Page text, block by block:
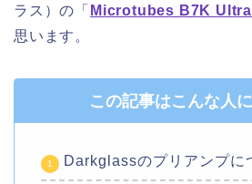
ラス）の「 Microtubes B7K Ultra
思います。
この記事はこんな人
Darkglassのプリアンプに